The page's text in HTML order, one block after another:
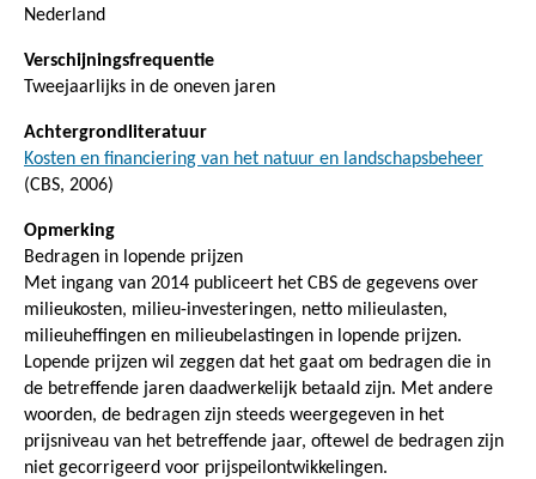
Nederland
Verschijningsfrequentie
Tweejaarlijks in de oneven jaren
Achtergrondliteratuur
Kosten en financiering van het natuur en landschapsbeheer
(CBS, 2006)
Opmerking
Bedragen in lopende prijzen
Met ingang van 2014 publiceert het CBS de gegevens over
milieukosten, milieu-investeringen, netto milieulasten,
milieuheffingen en milieubelastingen in lopende prijzen.
Lopende prijzen wil zeggen dat het gaat om bedragen die in
de betreffende jaren daadwerkelijk betaald zijn. Met andere
woorden, de bedragen zijn steeds weergegeven in het
prijsniveau van het betreffende jaar, oftewel de bedragen zijn
niet gecorrigeerd voor prijspeilontwikkelingen.